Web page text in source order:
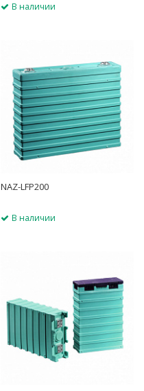
В наличии
NAZ-LFP200
В наличии